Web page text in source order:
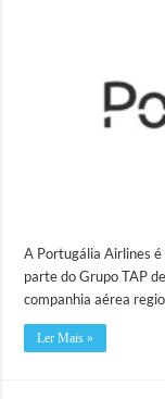
A Portugália Airlines
parte do Grupo TAP
companhia aérea
Ler Mais »